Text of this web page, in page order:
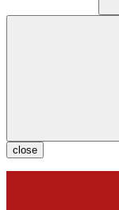
close